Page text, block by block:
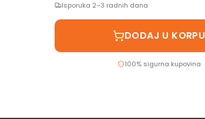
Isporuka 2–3 radnih dana
DODAJ U KORPU
100% sigurna kupovina